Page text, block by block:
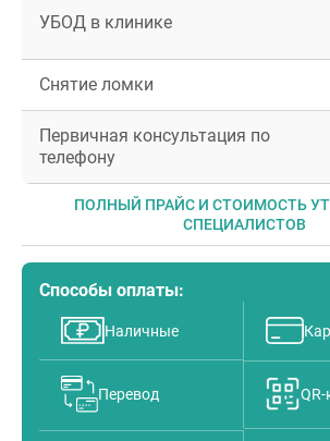
УБОД в клинике
Снятие ломки
Первичная консультация по
телефону
ПОЛНЫЙ ПРАЙС И СТОИМОСТЬ
СПЕЦИАЛИСТОВ
Способы оплаты:
Наличные
Перевод